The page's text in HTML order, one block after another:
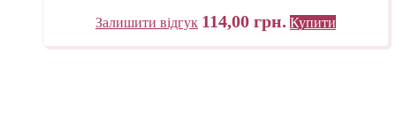
Залишити відгук 114,00 грн. Купити